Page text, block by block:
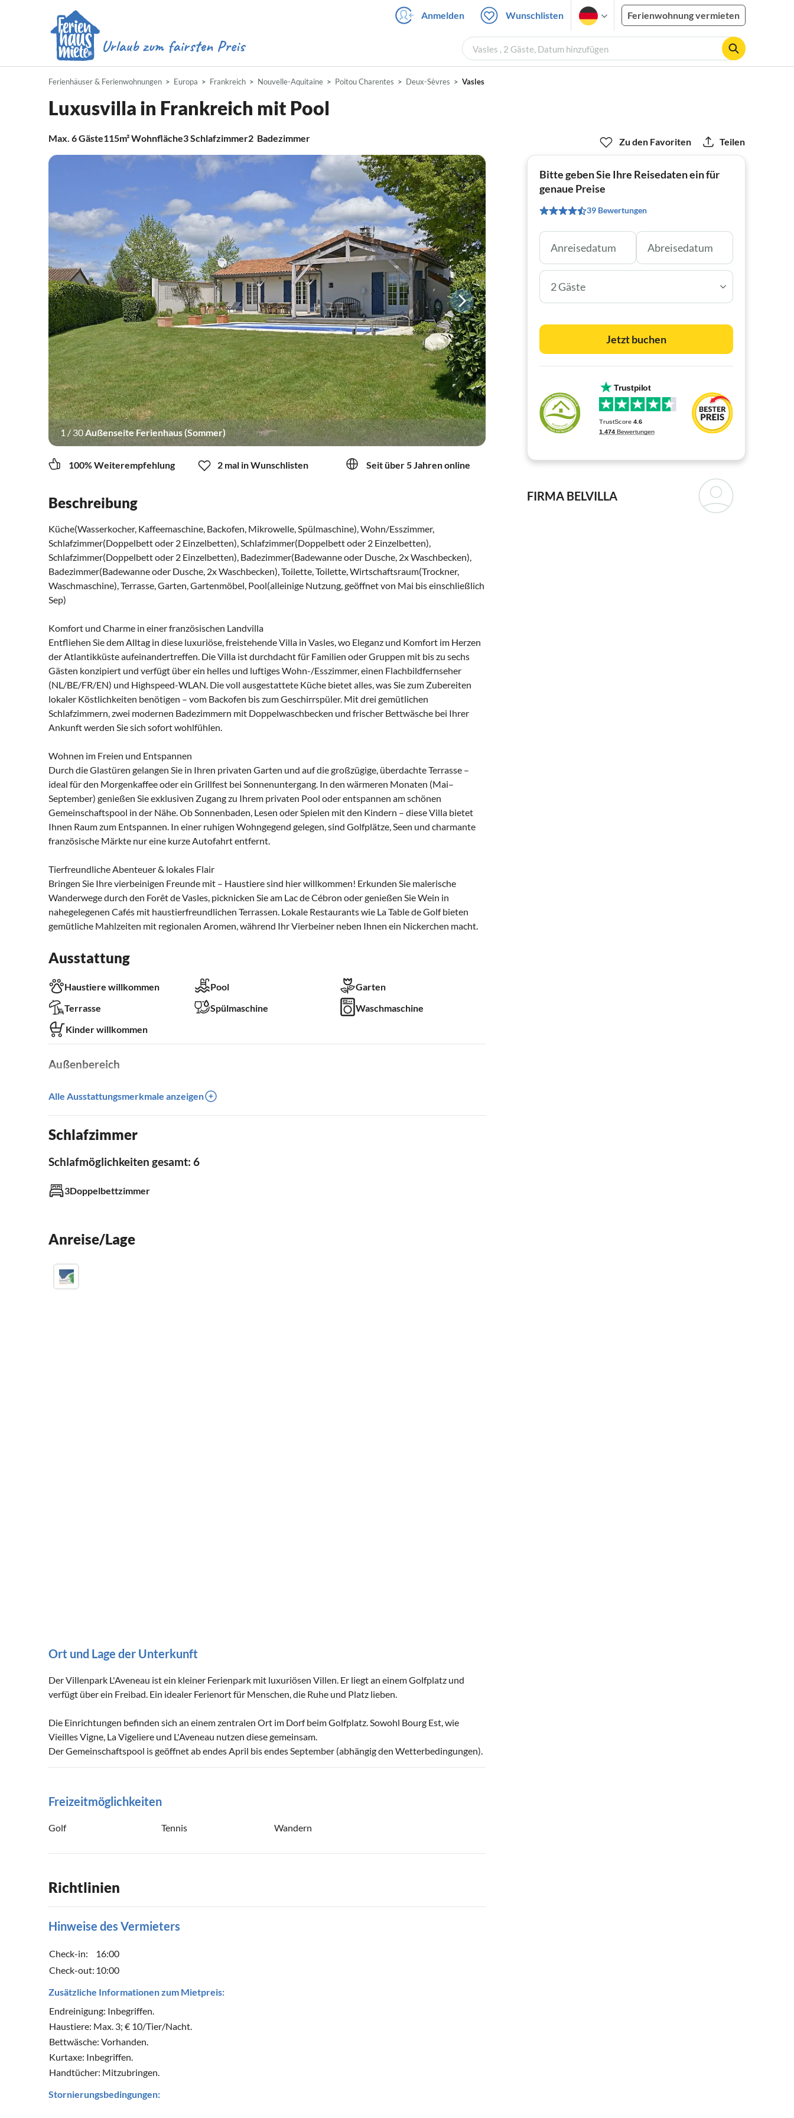
Anmelden Wunschlisten Ferienwohnung vermieten
Vasles , 2 Gäste, Datum hinzufügen
Ferienhäuser & Ferienwohnungen Europa Frankreich Nouvelle-Aquitaine Poitou Charentes Deux-Sèvres Vasles
Luxusvilla in Frankreich mit Pool
Max. 6Gäste115m²Wohnfläche3Schlafzimmer2 Badezimmer
1/30Außenseite Ferienhaus (Sommer)
100% Weiterempfehlung 2 mal in Wunschlisten Seit über 5 Jahren online
Beschreibung
Küche(Wasserkocher, Kaffeemaschine, Backofen, Mikrowelle, Spülmaschine), Wohn/Esszimmer,
Schlafzimmer(Doppelbett oder 2 Einzelbetten), Schlafzimmer(Doppelbett oder 2 Einzelbetten),
Schlafzimmer(Doppelbett oder 2 Einzelbetten), Badezimmer(Badewanne oder Dusche, 2x Waschbecken),
Badezimmer(Badewanne oder Dusche, 2x Waschbecken), Toilette, Toilette, Wirtschaftsraum(Trockner,
Waschmaschine), Terrasse, Garten, Gartenmöbel, Pool(alleinige Nutzung, geöffnet von Mai bis einschließlich
Sep)
Komfort und Charme in einer französischen Landvilla
Entfliehen Sie dem Alltag in diese luxuriöse, freistehende Villa in Vasles, wo Eleganz und Komfort im Herzen
der Atlantikküste aufeinandertreffen. Die Villa ist durchdacht für Familien oder Gruppen mit bis zu sechs
Gästen konzipiert und verfügt über ein helles und luftiges Wohn-/Esszimmer, einen Flachbildfernseher
(NL/BE/FR/EN) und Highspeed-WLAN. Die voll ausgestattete Küche bietet alles, was Sie zum Zubereiten
lokaler Köstlichkeiten benötigen – vom Backofen bis zum Geschirrspüler. Mit drei gemütlichen
Schlafzimmern, zwei modernen Badezimmern mit Doppelwaschbecken und frischer Bettwäsche bei Ihrer
Ankunft werden Sie sich sofort wohlfühlen.
Wohnen im Freien und Entspannen
Durch die Glastüren gelangen Sie in Ihren privaten Garten und auf die großzügige, überdachte Terrasse –
ideal für den Morgenkaffee oder ein Grillfest bei Sonnenuntergang. In den wärmeren Monaten (Mai–
September) genießen Sie exklusiven Zugang zu Ihrem privaten Pool oder entspannen am schönen
Gemeinschaftspool in der Nähe. Ob Sonnenbaden, Lesen oder Spielen mit den Kindern – diese Villa bietet
Ihnen Raum zum Entspannen. In einer ruhigen Wohngegend gelegen, sind Golfplätze, Seen und charmante
französische Märkte nur eine kurze Autofahrt entfernt.
Tierfreundliche Abenteuer & lokales Flair
Bringen Sie Ihre vierbeinigen Freunde mit – Haustiere sind hier willkommen! Erkunden Sie malerische
Wanderwege durch den Forêt de Vasles, picknicken Sie am Lac de Cébron oder genießen Sie Wein in
nahegelegenen Cafés mit haustierfreundlichen Terrassen. Lokale Restaurants wie La Table de Golf bieten
gemütliche Mahlzeiten mit regionalen Aromen, während Ihr Vierbeiner neben Ihnen ein Nickerchen macht.
Ausstattung
Haustiere willkommen Pool
Garten
Terrasse
Spülmaschine
Waschmaschine
Kinder willkommen
Außenbereich
Garten Kinderspielplatz
Badezimmer 2
Spülmaschine
Kaffeemaschine
Alle Ausstattungsmerkmale anzeigen
Schlafzimmer
Schlafmöglichkeiten gesamt: 6
3Doppelbettzimmer
Anreise/Lage
Ort und Lage der Unterkunft
Der Villenpark L'Aveneau ist ein kleiner Ferienpark mit luxuriösen Villen. Er liegt an einem Golfplatz und
verfügt über ein Freibad. Ein idealer Ferienort für Menschen, die Ruhe und Platz lieben.
Die Einrichtungen befinden sich an einem zentralen Ort im Dorf beim Golfplatz. Sowohl Bourg Est, wie
Vieilles Vigne, La Vigeliere und L'Aveneau nutzen diese gemeinsam.
Der Gemeinschaftspool is geöffnet ab endes April bis endes September (abhängig den Wetterbedingungen).
Freizeitmöglichkeiten
Golf Tennis Wandern
Richtlinien
Hinweise des Vermieters
Check-in:
16:00
Check-out: 10:00
Zusätzliche Informationen zum Mietpreis:
Endreinigung: Inbegriffen.
Haustiere: Max. 3; € 10/Tier/Nacht.
Bettwäsche: Vorhanden.
Kurtaxe: Inbegriffen.
Handtücher: Mitzubringen.
Stornierungsbedingungen:
Zu den Favoriten Teilen
Bitte geben Sie Ihre Reisedaten ein für
genaue Preise
39 Bewertungen
2 Gäste
Jetzt buchen
FIRMA BELVILLA